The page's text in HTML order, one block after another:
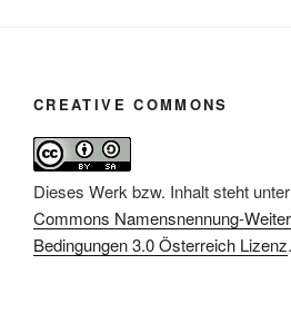
CREATIVE COMMONS
Dieses Werk bzw. Inhalt steht
Commons Namensnennung-
Bedingungen 3.0 Österreich Lizenz.